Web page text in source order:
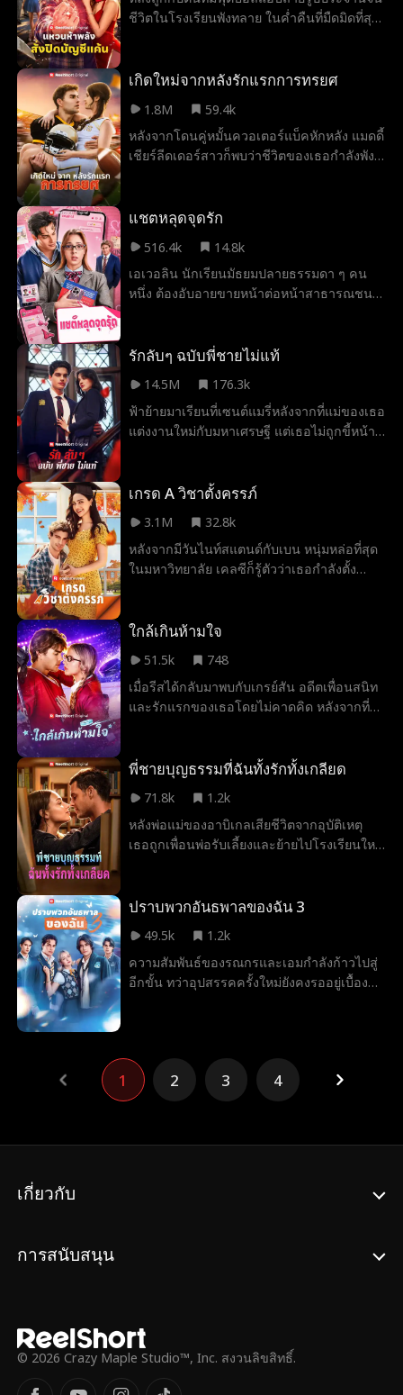
เก่าถูกจุดประกายขึ้นอีกครั้ง โชคชะตาก็ได้
โอกาสครั้งที่สอง ยิ่งเวลาผ่านไปถ่านไฟเก่า
เรื่อยๆ แต่ทั้งคู่ต้องตัดสินใจว่าการเริ่มต้นใหม่
ครั้งนี้จะทำให้ความรักที่หลับใหลมานานของ
พวกเขาเบ่งบานและยั่งยืนได้หรือไม่
ชีวิตในโรงเรียนพังทลาย ในค่ำคืนที่มืดมิดที่สุด
เหนือธรรมชาติถึงห้าสาย ถึงเวลาสลัดความ
มหากาพย์การล้างแค้น
เกิดใหม่จากหลังรักแรกการทรยศ
1.8M
59.4k
หลังจากโดนคู่หมั้นควอเตอร์แบ็คหักหลัง แมดดี้
เชียร์ลีดเดอร์สาวก็พบว่าชีวิตของเธอกำลังพัง
อย่างแปลกประหลาด แต่เธอต้องเผชิญกับบท
และแม่ของคาเมรอนวางแผนจะทำทุกอย่างเพื่อ
แยกทั้งคู่จากกัน
แชตหลุดจุดรัก
516.4k
14.8k
เอเวอลิน นักเรียนมัธยมปลายธรรมดา ๆ คน
หนึ่ง ต้องอับอายขายหน้าต่อหน้าสาธารณชน
เรียกร้องความสนใจจากเขา เธอจึงรวบรวม
โดยหวังว่าจะเตะตาเขาบ้าง ทว่าเธอดันส่งรูป
พวกนั้นผิดคน กลายเป็นส่งไปให้ คอลตัน กัปตัน
ทีมฮอกกี้สุดฮอตที่ชอบหาเรื่องแกล้งเธออยู่เป็น
รักลับๆ ฉบับพี่ชายไม่แท้
14.5M
176.3k
ฟ้าย้ายมาเรียนที่เซนต์แมรี่หลังจากที่แม่ของเธอ
แต่งงานใหม่กับมหาเศรษฐี แต่เธอไม่ถูกขี้หน้า
จะอยู่ร่วมกันได้หรือไม่ หรือเคมีระหว่างทั้งคู่จะ
เกรด A วิชาตั้งครรภ์
3.1M
32.8k
หลังจากมีวันไนท์สแตนด์กับเบน หนุ่มหล่อที่สุด
ในมหาวิทยาลัย เคลซีก็รู้ตัวว่าเธอกำลังตั้ง
หนุ่มเจ้าชู้ประจำคณะต่อไป?
ใกล้เกินห้ามใจ
51.5k
748
เมื่อรีสได้กลับมาพบกับเกรย์สัน อดีตเพื่อนสนิท
และรักแรกของเธอโดยไม่คาดคิด หลังจากที่
แต่งงานของน้องสาวเขา อย่างไรก็ตาม เมื่อ
ตัดสินใจว่า โอกาสแห่งรักแท้คุ้มค่ากับความ
เสี่ยงที่จะต้องเผชิญกับอดีตซ้ำรอยหรือไม่
พี่ชายบุญธรรมที่ฉันทั้งรักทั้งเกลียด
71.8k
1.2k
หลังพ่อแม่ของอาบิเกลเสียชีวิตจากอุบัติเหตุ
เธอถูกเพื่อนพ่อรับเลี้ยงและย้ายไปโรงเรียนใหม่
เธอ อยู่บ้านเดียวกัน หัวใจเธอเริ่มหวั่นไหว แล้ว
ปราบพวกอันธพาลของฉัน 3
49.5k
1.2k
ความสัมพันธ์ของรณกรและเอมกำลังก้าวไปสู่
อีกขั้น ทว่าอุปสรรคครั้งใหม่ยังคงรออยู่เบื้อง
แล้ว มาร่วมลุ้นไปกับตอนจบที่คุณเฝ้ารอคอย
ห้ามพลาดเด็ดขาด
1 2 3 4
เกี่ยวกับ
การสนับสนุน
© 2026 Crazy Maple Studio™, Inc. สงวนลิขสิทธิ์.